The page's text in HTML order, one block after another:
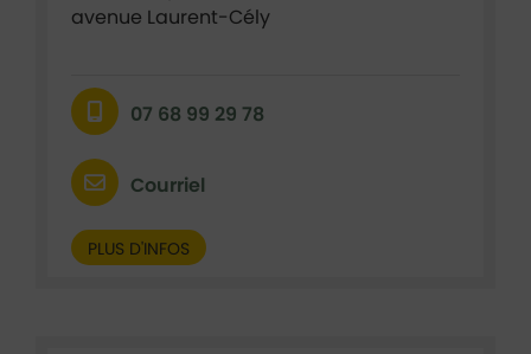
avenue Laurent-Cély
07 68 99 29 78
Courriel
PLUS D'INFOS